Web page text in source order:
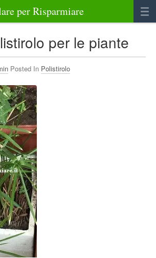
per Risparmiare
per le piante
Posted In Polistirolo